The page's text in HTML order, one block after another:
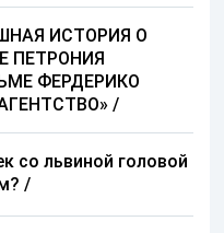
ИСТОРИЯ О
ПЕТРОНИЯ
ФЕРДЕРИКО
/
со львиной головой
/